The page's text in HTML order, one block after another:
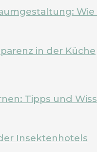
in der Küche
Tipps und
Insektenhotels